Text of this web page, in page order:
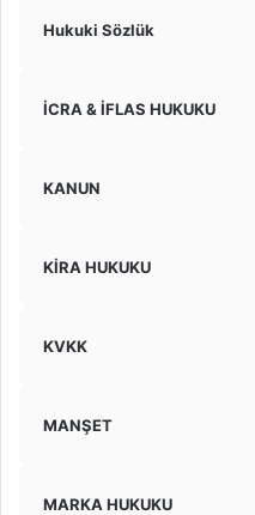
Hukuki Sözlük
İCRA & İFLAS HUKUKU
KANUN
KİRA HUKUKU
KVKK
MANŞET
MARKA HUKUKU